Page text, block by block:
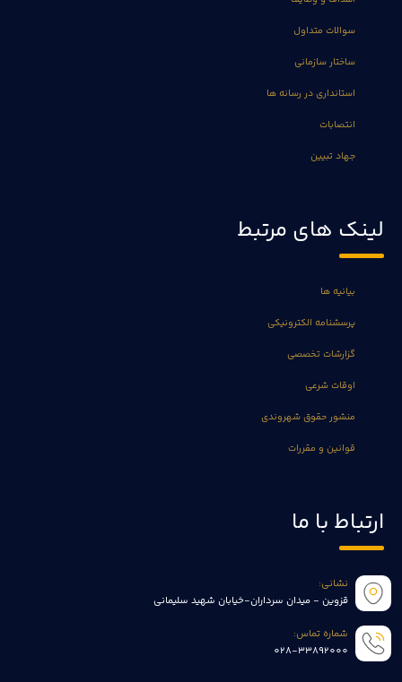
سوالات متداول
ساختار سازمانی
استانداری در رسانه ها
انتصابات
جهاد تبیین
لینک های مرتبط
بیانیه ها
پرسشنامه الکترونیکی
گزارشات تخصصی
اوقات شرعی
منشور حقوق شهروندی
قوانین و مقررات
ارتباط با ما
نشانی:
قزوین - میدان سرداران-خیابان شهید سلیمانی
شماره تماس:
028-33892000